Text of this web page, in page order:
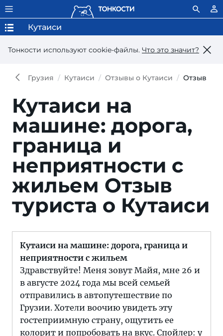
Тонкости используют сookie-файлы. Что это значит?
Кутаиси
Грузия Кутаиси Отзывы о Кутаиси Отзыв
Кутаиси на
машине: дорога,
граница и
неприятности с
жильем Отзыв
туриста о Кутаиси
Кутаиси на машине: дорога, граница и
неприятности с жильем
Здравствуйте! Меня зовут Майя, мне 26 и
в августе 2024 года мы всей семьей
отправились в автопутешествие по
Грузии. Хотели воочию увидеть эту
гостеприимную страну, ощутить ее
колорит и попробовать на вкус. Спойлер: у